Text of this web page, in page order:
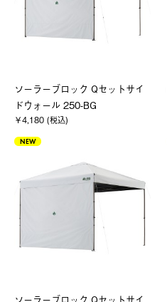
ソーラーブロック Qセットサイ
ドウォール 250-BG
￥4,180 (税込)
NEW
ソーラーブロック Qセットサイ